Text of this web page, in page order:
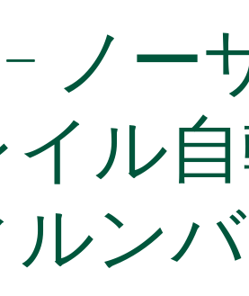
ノー
ル
ルンバ